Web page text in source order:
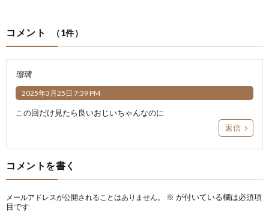
コメント （1件）
瑠璃
2025年3月25日 7:39 PM
この回だけ見たら良いおじいちゃんなのに
返信
コメントを書く
メールアドレスが公開されることはありません。 ※ が付いている欄は必須項
目です